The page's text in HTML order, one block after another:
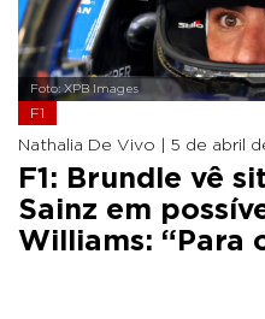
Foto: XPB Images
F1
Nathalia De Vivo | 5 de abril
F1: Brundle vê
Sainz em
Williams: “Para